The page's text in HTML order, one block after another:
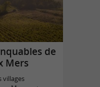
de
Mers
villages